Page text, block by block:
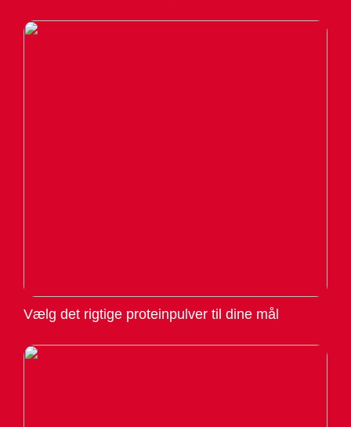
Vælg det rigtige proteinpulver til dine mål